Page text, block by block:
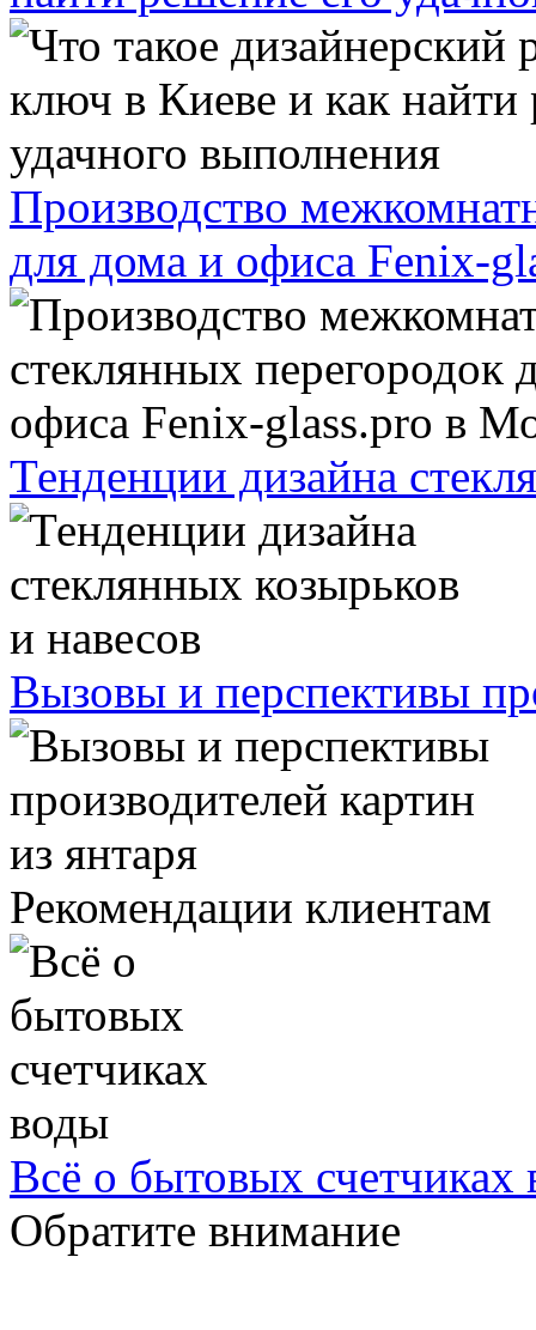
Производство
для дома и офиса Fenix-
Тенденции дизайна
Вызовы и перспективы
Рекомендации клиентам
Всё о бытовых счетчиках
Обратите внимание